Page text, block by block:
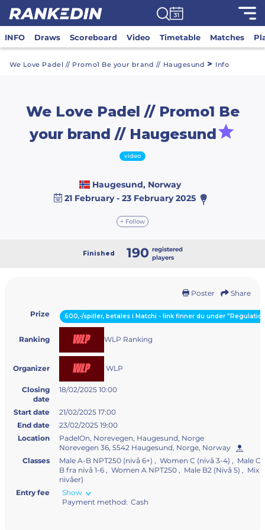
INFO Draws Scoreboard Video Timetable Matches
We Love Padel // Promo1 Be your brand // Haugesund > Info
We Love Padel // Promo1 Be
your brand // Haugesund
video
Haugesund, Norway
21 February - 23 February 2025
+ Follow
Finished 190 registered
players
Poster Share
Prize 600,-/spiller, betales i Matchi - link finner du under
Ranking WLP Ranking
Organizer WLP
Closing
date
18/02/2025 10:00
Start date
21/02/2025 17:00
End date
23/02/2025 19:00
Location
PadelOn, Norevegen, Haugesund, Norge
Norevegen 36, 5542 Haugesund, Norge, Norway
Classes
Male A-B NPT250 (nivå 6+) , Women C (nivå 3-4) , Male C
B fra nivå 1-6 , Women A NPT250 , Male B2 (Nivå 5) , Mix
nivåer)
Entry fee
Show
Payment method: Cash